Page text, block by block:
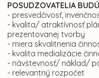
POSUDZOVATELIA
- presvedčivosť,
- kvalita/ atraktívnosť
prezentovanej tvorby
- miera skvalitnenia
- kvalita medializácie
- návštevnosť/ náklad/
- relevantný rozpočet